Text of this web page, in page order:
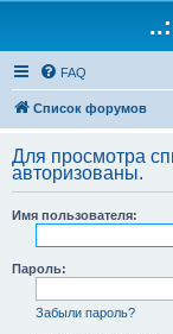
FAQ
Список форумов
Для просмотра
авторизованы.
Имя пользователя:
Пароль:
Забыли пароль?